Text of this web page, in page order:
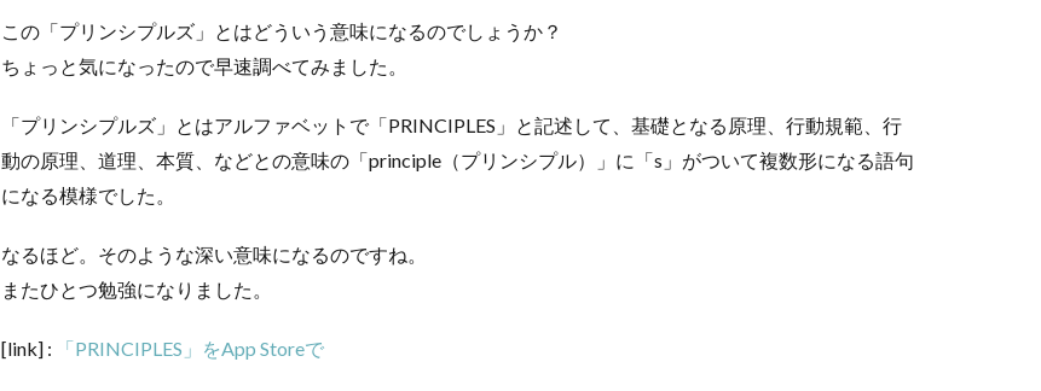
この「プリンシプルズ」とはどういう意味になるのでしょうか？
ちょっと気になったので早速調べてみました。
「プリンシプルズ」とはアルファベットで「PRINCIPLES」と記述して、基礎となる原理、行動規範、行
動の原理、道理、本質、などとの意味の「principle（プリンシプル）」に「s」がついて複数形になる語句
になる模様でした。
なるほど。そのような深い意味になるのですね。
またひとつ勉強になりました。
[link] : 「PRINCIPLES」をApp Storeで